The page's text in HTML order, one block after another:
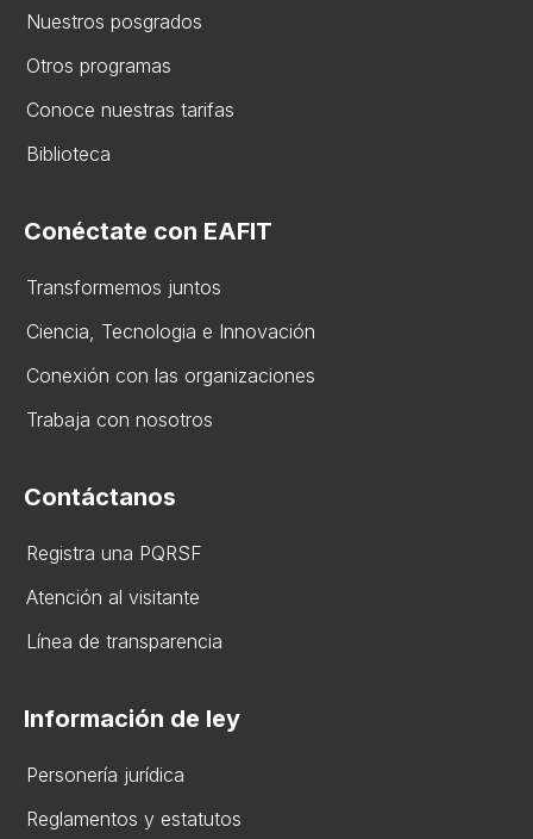
Nuestros posgrados
Otros programas
Conoce nuestras tarifas
Biblioteca
Conéctate con EAFIT
Transformemos juntos
Ciencia, Tecnologia e Innovación
Conexión con las organizaciones
Trabaja con nosotros
Contáctanos
Registra una PQRSF
Atención al visitante
Línea de transparencia
Información de ley
Personería jurídica
Reglamentos y estatutos